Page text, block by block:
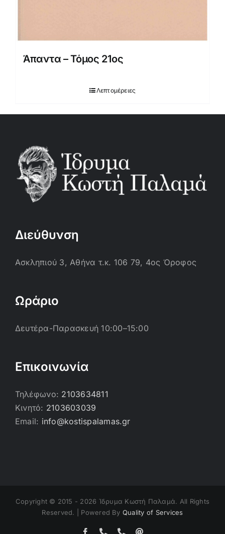
Άπαντα – Τόμος 21ος
Λεπτομέρειες
Διεύθυνση
Ασκληπιού 3, Αθήνα τ.κ. 106 79, 4ος Όροφος
Ωράριο
Δευτέρα-Παρασκευή 10:00–15:00
Επικοινωνία
Τηλέφωνο: 2103634811
Κινητό: 2103603039
Email: info@kostispalamas.gr
Copyright © 2015 - 2026 Ίδρυμα Κωστή Παλαμά. All Rights
Reserved. | Powered By Quality of Services
FacebookΤηλέφωνοΤηλέφωνο